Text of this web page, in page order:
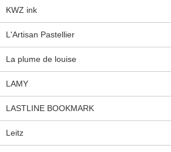
KWZ ink
L'Artisan Pastellier
La plume de louise
LAMY
LASTLINE BOOKMARK
Leitz